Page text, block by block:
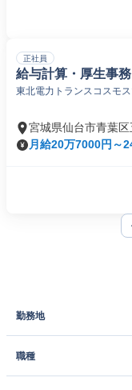
正社員
給与計算・厚生事務
東北電力トランスコスモ
宮城県仙台市青葉区
月給20万7000円～
勤務地
職種